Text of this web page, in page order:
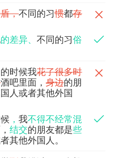
，不同的习惯都存
的差异、不同的习俗
时候我花了很多时
酒吧里面，身边的朋
人或者其他外国
，我不得不经常混
结交的朋友都是些
其他外国人。